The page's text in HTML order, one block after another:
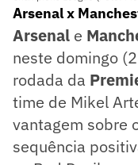
Arsenal x
Arsenal e
neste domingo
rodada da
time de Mikel
vantagem sobre
sequência